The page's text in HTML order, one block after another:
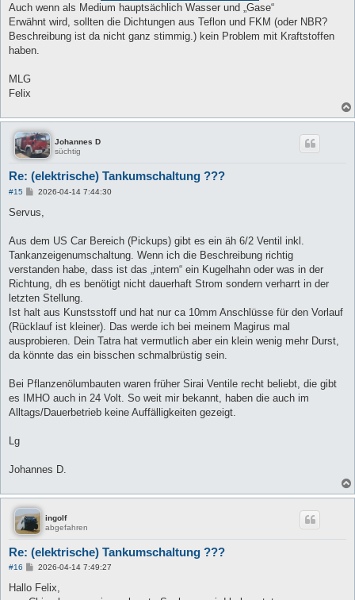
Auch wenn als Medium hauptsächlich Wasser und „Gase“
Erwähnt wird, sollten die Dichtungen aus Teflon und FKM (oder NBR?
Beschreibung ist da nicht ganz stimmig.) kein Problem mit Kraftstoffen
haben.
MLG
Felix
Johannes D
süchtig
Re: (elektrische) Tankumschaltung ???
#15
B
i
a
2026-04-14 7:44:30
Servus,
Aus dem US Car Bereich (Pickups) gibt es ein äh 6/2 Ventil inkl.
Tankanzeigenumschaltung. Wenn ich die Beschreibung richtig
verstanden habe, dass ist das „intern“ ein Kugelhahn oder was in der
Richtung, dh es benötigt nicht dauerhaft Strom sondern verharrt in der
letzten Stellung.
Ist halt aus Kunstsstoff und hat nur ca 10mm Anschlüsse für den Vorlauf
(Rücklauf ist kleiner). Das werde ich bei meinem Magirus mal
ausprobieren. Dein Tatra hat vermutlich aber ein klein wenig mehr Durst,
da könnte das ein bisschen schmalbrüstig sein.
Bei Pflanzenölumbauten waren früher Sirai Ventile recht beliebt, die gibt
es IMHO auch in 24 Volt. So weit mir bekannt, haben die auch im
Alltags/Dauerbetrieb keine Auffälligkeiten gezeigt.
Lg
Johannes D.
ingolf
abgefahren
Re: (elektrische) Tankumschaltung ???
#16
B
i
2026-04-14 7:49:27
Hallo Felix,